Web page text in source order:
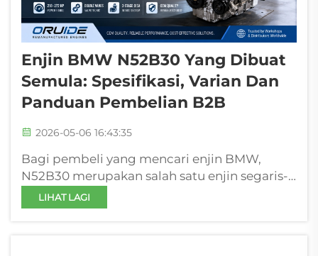
Enjin BMW N52B30 Yang Dibuat
Semula: Spesifikasi, Varian Dan
Panduan Pembelian B2B
2026-05-06 16:43:35
Bagi pembeli yang mencari enjin BMW,
N52B30 merupakan salah satu enjin segaris-6
tanpa turbo yang paling banyak digunakan
di pasaran sampingan global. Namun, dalam
LIHAT LAGI